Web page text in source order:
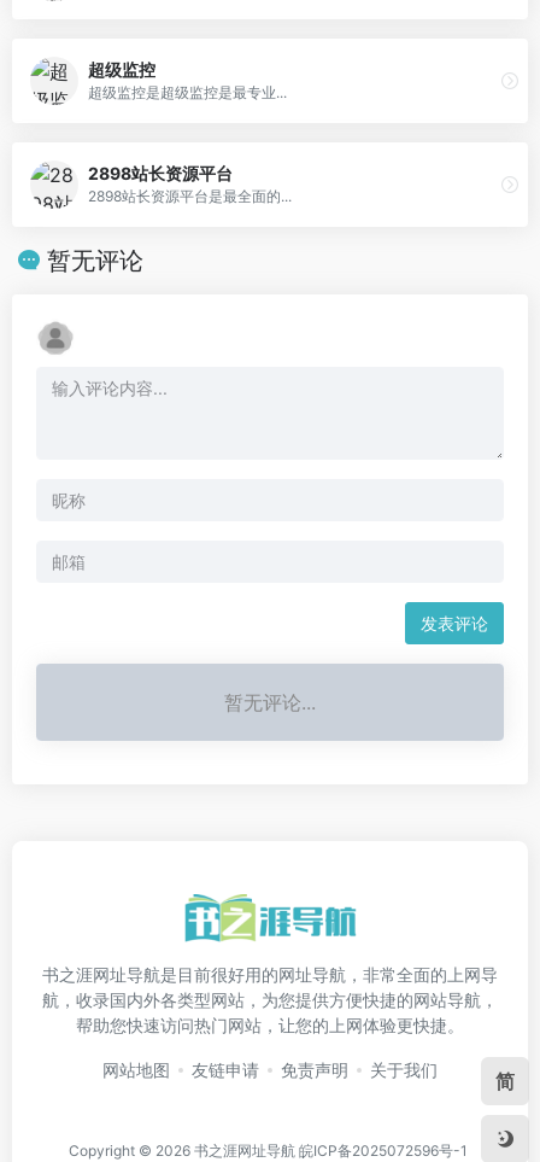
超级监控
超级监控是超级监控是最专业...
2898站长资源平台
2898站长资源平台是最全面的...
暂无评论
发表评论
暂无评论...
书之涯网址导航是目前很好用的网址导航，非常全面的上网导
航，收录国内外各类型网站，为您提供方便快捷的网站导航，
帮助您快速访问热门网站，让您的上网体验更快捷。
网站地图 友链申请 免责声明 关于我们
Copyright © 2026 书之涯网址导航 皖ICP备2025072596号-1
简